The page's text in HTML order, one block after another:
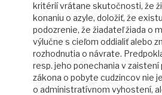
kritérií vrátane skutočnosti, že
konaniu o azyle, doložiť, že
podozrenie, že žiadateľ žiada o
výlučne s cieľom oddialiť alebo
rozhodnutia o návrate.
resp. jeho ponechania v zaistení
zákona o pobyte cudzincov nie
o administratívnom vyhostení,